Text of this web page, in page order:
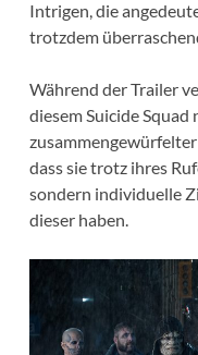
Intrigen, die
trotzdem
Während der Trailer
diesem Suicide
dass sie trotz ihres
sondern individuelle
dieser haben.